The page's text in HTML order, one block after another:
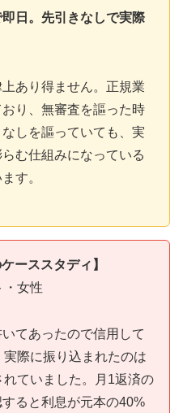
即日。先引きなしで実際
上あり得ません。正規業
り、無審査を謳った時
しを謳っていても、実
む仕組みになっている
す。
ーススタディ】
・女性
てあったので信用して
際に振り込まれたのは
ていました。月1返済の
ると利息が元本の40%